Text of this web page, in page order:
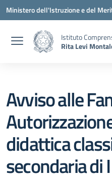
Vai ai contenuti
Vai al menu di navigazione
Vai al footer
Ministero dell'Istruzione e del
Istituto
Rita Levi
Avviso alle
didattica
secondaria di